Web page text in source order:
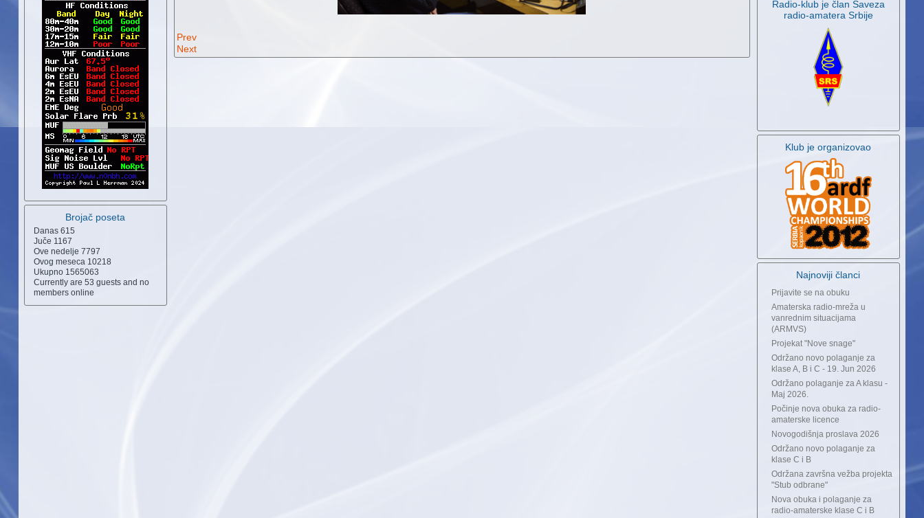
Brojač poseta
Danas 615
Juče 1167
Ove nedelje 7797
Ovog meseca 10218
Ukupno 1565063
Currently are 53 guests and no
members online
Prev
Next
Radio-klub je član Saveza
radio-amatera Srbije
Klub je organizovao
Najnoviji članci
Prijavite se na obuku
Amaterska radio-mreža u
vanrednim situacijama
(ARMVS)
Projekat "Nove snage"
Održano novo polaganje za
klase A, B i C - 19. Jun 2026
Održano polaganje za A klasu -
Maj 2026.
Počinje nova obuka za radio-
amaterske licence
Novogodišnja proslava 2026
Održano novo polaganje za
klase C i B
Održana završna vežba projekta
"Stub odbrane"
Nova obuka i polaganje za
radio-amaterske klase C i B